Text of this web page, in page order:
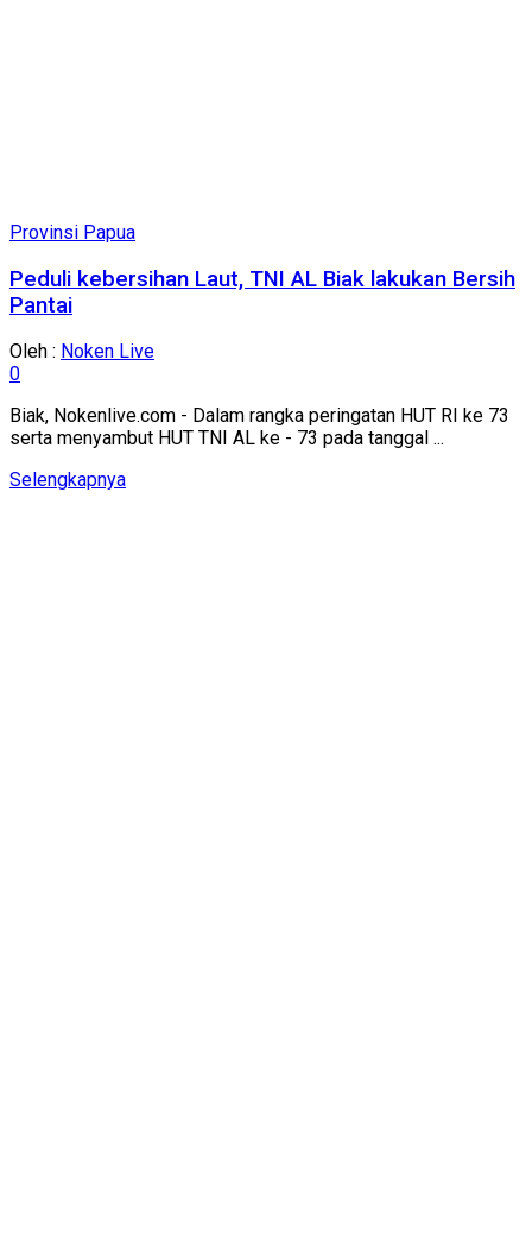
Provinsi Papua
Peduli kebersihan Laut, TNI AL Biak lakukan Bersih
Pantai
Oleh : Noken Live
0
Biak, Nokenlive.com - Dalam rangka peringatan HUT RI ke 73
serta menyambut HUT TNI AL ke - 73 pada tanggal ...
SelengkapnyaDetails